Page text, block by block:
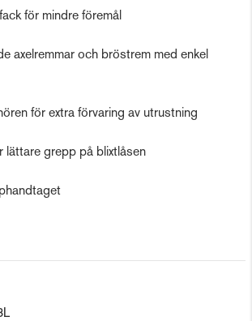
för mindre föremål
axelremmar och bröstrem med enkel
för extra förvaring av utrustning
lättare grepp på blixtlåsen